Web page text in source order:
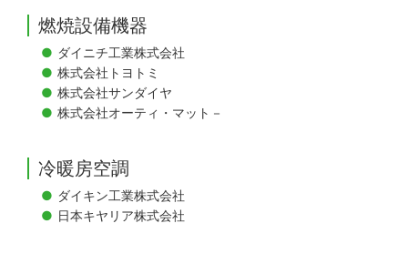
燃焼設備機器
ダイニチ工業株式会社
株式会社トヨトミ
株式会社サンダイヤ
株式会社オーティ・マット－
冷暖房空調
ダイキン工業株式会社
日本キヤリア株式会社